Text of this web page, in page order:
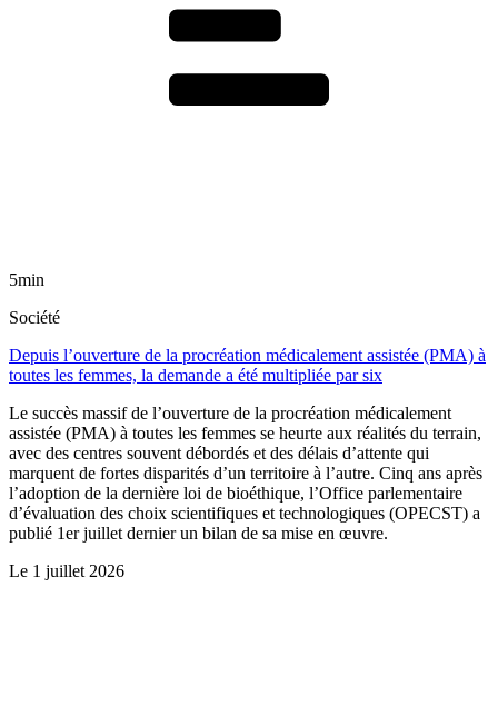
5min
Société
Depuis l’ouverture de la procréation médicalement assistée (PMA) à
toutes les femmes, la demande a été multipliée par six
Le succès massif de l’ouverture de la procréation médicalement
assistée (PMA) à toutes les femmes se heurte aux réalités du terrain,
avec des centres souvent débordés et des délais d’attente qui
marquent de fortes disparités d’un territoire à l’autre. Cinq ans après
l’adoption de la dernière loi de bioéthique, l’Office parlementaire
d’évaluation des choix scientifiques et technologiques (OPECST) a
publié 1er juillet dernier un bilan de sa mise en œuvre.
Le 1 juillet 2026